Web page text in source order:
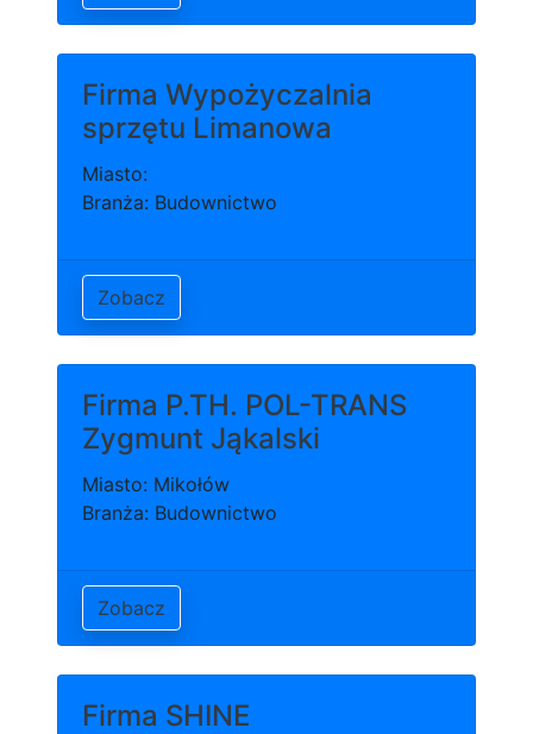
Firma Wypożyczalnia
sprzętu Limanowa
Miasto:
Branża: Budownictwo
Zobacz
Firma P.TH. POL-TRANS
Zygmunt Jąkalski
Miasto: Mikołów
Branża: Budownictwo
Zobacz
Firma SHINE